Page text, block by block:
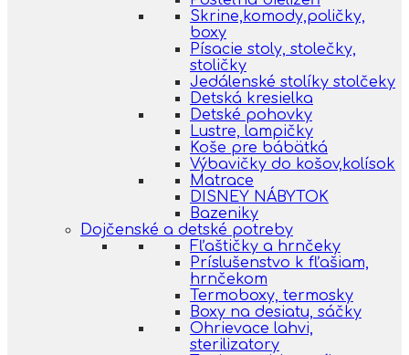
Skrine,komody,poličky,
boxy
Písacie stoly, stolečky,
stoličky
Jedálenské stolíky stolčeky
Detská kresielka
Detské pohovky
Lustre, lampičky
Koše pre bábätká
Výbavičky do košov,kolísok
Matrace
DISNEY NÁBYTOK
Bazeniky
Dojčenské a detské potreby
Fľaštičky a hrnčeky
Príslušenstvo k fľašiam,
hrnčekom
Termoboxy, termosky
Boxy na desiatu, sáčky
Ohrievace lahvi,
sterilizatory